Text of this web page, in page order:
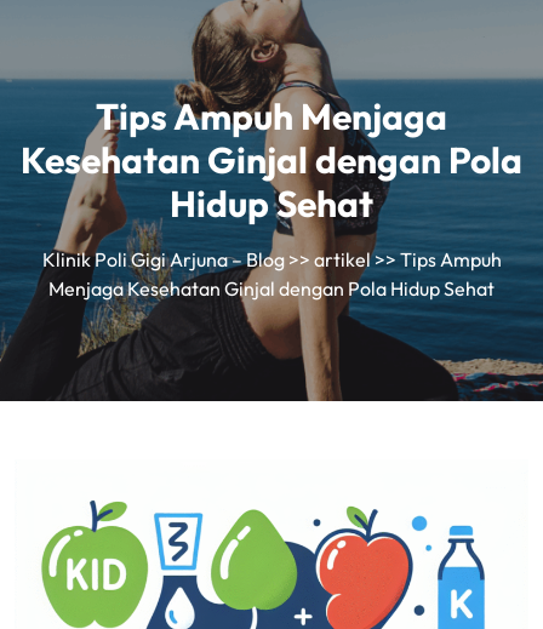
Tips Ampuh Menjaga
Kesehatan Ginjal dengan Pola
Hidup Sehat
Klinik Poli Gigi Arjuna – Blog>> artikel>> Tips Ampuh
Menjaga Kesehatan Ginjal dengan Pola Hidup Sehat